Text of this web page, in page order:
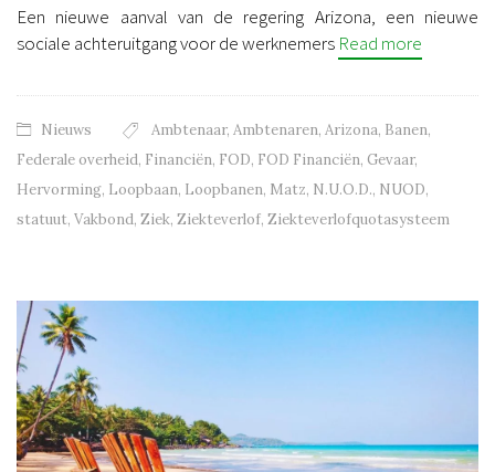
Een nieuwe aanval van de regering Arizona, een nieuwe
sociale achteruitgang voor de werknemers Read more
Nieuws Ambtenaar, Ambtenaren, Arizona, Banen,
Federale overheid, Financiën, FOD, FOD Financiën, Gevaar,
Hervorming, Loopbaan, Loopbanen, Matz, N.U.O.D., NUOD,
statuut, Vakbond, Ziek, Ziekteverlof, Ziekteverlofquotasysteem